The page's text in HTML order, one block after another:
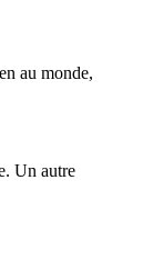
au monde,
Un autre